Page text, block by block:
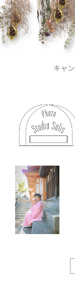
キャ